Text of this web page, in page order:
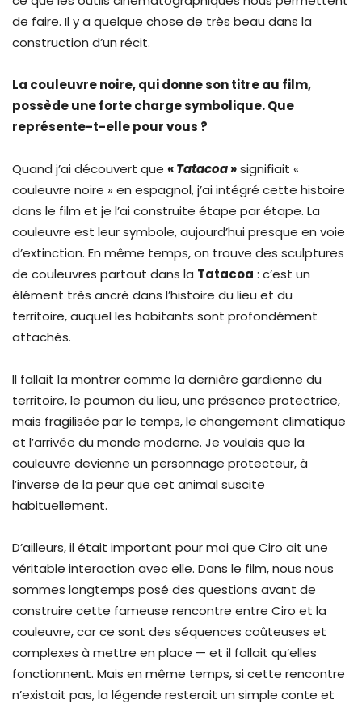
de faire. Il y a quelque chose de très beau dans la
construction d’un récit.
La couleuvre noire, qui donne son titre au film,
possède une forte charge symbolique. Que
représente-t-elle pour vous ?
Quand j’ai découvert que «Tatacoa»signifiait «
couleuvre noire » en espagnol, j’ai intégré cette histoire
dans le film et je l’ai construite étape par étape. La
couleuvre est leur symbole, aujourd’hui presque en voie
d’extinction. En même temps, on trouve des sculptures
de couleuvres partout dans la Tatacoa : c’est un
élément très ancré dans l’histoire du lieu et du
territoire, auquel les habitants sont profondément
attachés.
Il fallait la montrer comme la dernière gardienne du
territoire, le poumon du lieu, une présence protectrice,
mais fragilisée par le temps, le changement climatique
et l’arrivée du monde moderne. Je voulais que la
couleuvre devienne un personnage protecteur, à
l’inverse de la peur que cet animal suscite
habituellement.
D’ailleurs, il était important pour moi que Ciro ait une
véritable interaction avec elle. Dans le film, nous nous
sommes longtemps posé des questions avant de
construire cette fameuse rencontre entre Ciro et la
couleuvre, car ce sont des séquences coûteuses et
complexes à mettre en place — et il fallait qu’elles
fonctionnent. Mais en même temps, si cette rencontre
n’existait pas, la légende resterait un simple conte et